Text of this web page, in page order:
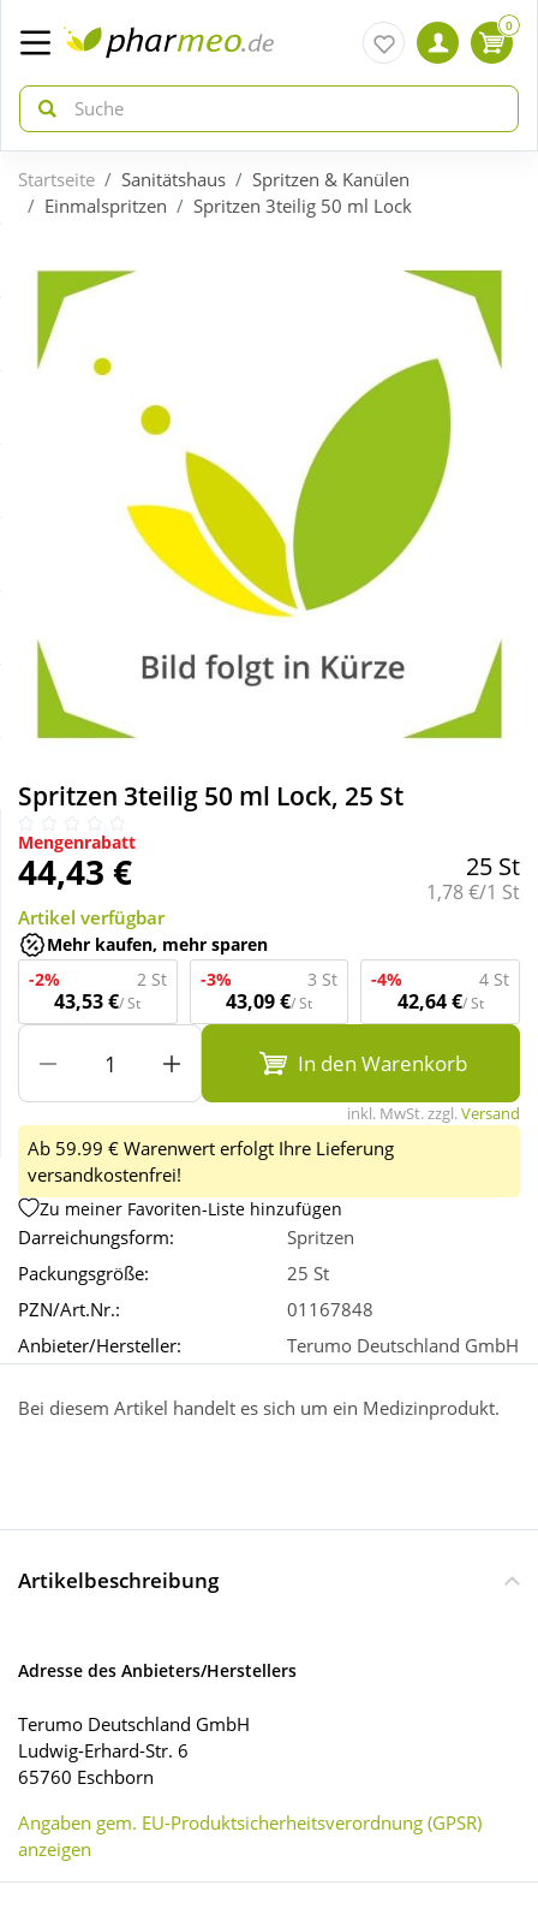
zurück
Aktuelle Coupons
Sparsets
zurück
Arzneimittel
Körperpflege & Kosmetik
Mutter & Kind
Natur & Homöopathie
Sanitätshaus
Sport & Fitness
Tierbedarf
Wellness
0
Startseite Sanitätshaus
Spritzen & Kanülen
Einmalspritzen
Spritzen 3teilig 50 ml Lock
Spritzen 3teilig 50 ml Lock, 25 St
Mengenrabatt
44,43 € 25 St
Grundpreis:
1,78 €/1 St
Artikel verfügbar
Mehr kaufen, mehr sparen
-2%
2 St
43,53 €/ St
-3% 3 St
43,09 €/ St
-4% 4 St
42,64 €/ St
In den Warenkorb
inkl. MwSt. zzgl.Versand
Ab 59.99 € Warenwert erfolgt Ihre Lieferung
versandkostenfrei!
Zu meiner Favoriten-Liste hinzufügen
Darreichungsform:
Spritzen
Packungsgröße:
25 St
PZN/Art.Nr.:
01167848
Anbieter/Hersteller:
Terumo Deutschland GmbH
Bei diesem Artikel handelt es sich um ein Medizinprodukt.
Artikelbeschreibung
Adresse des Anbieters/Herstellers
Terumo Deutschland GmbH
Ludwig-Erhard-Str. 6
65760 Eschborn
Angaben gem. EU-Produktsicherheitsverordnung (GPSR)
anzeigen